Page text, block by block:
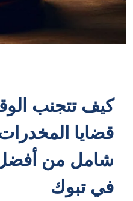
كيف تتجنب
قضايا
شامل من
في تبوك